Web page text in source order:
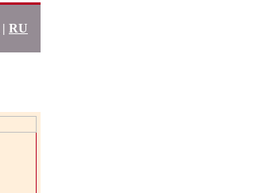
| RU